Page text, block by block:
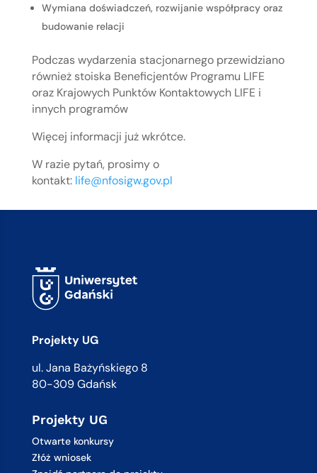
Wymiana doświadczeń, rozwijanie współpracy oraz
budowanie relacji
Podczas wydarzenia stacjonarnego przewidziano
również stoiska Beneficjentów Programu LIFE
oraz Krajowych Punktów Kontaktowych LIFE i
innych programów
Więcej informacji już wkrótce.
W razie pytań, prosimy o
kontakt: life@nfosigw.gov.pl
Projekty UG
ul. Jana Bażyńskiego 8
80-309 Gdańsk
Projekty UG
Otwarte konkursy
Złóż wniosek